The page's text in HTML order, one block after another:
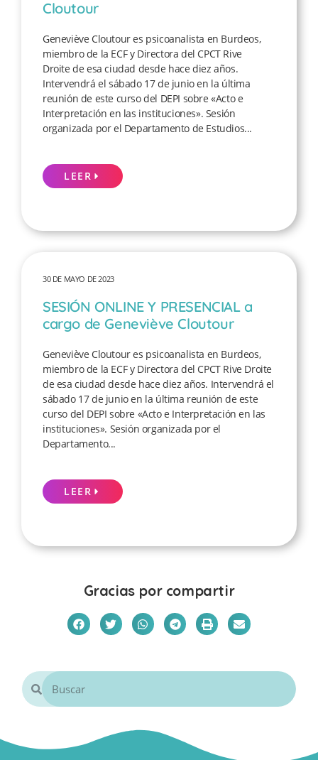
Cloutour
Geneviève Cloutour es psicoanalista en Burdeos,
miembro de la ECF y Directora del CPCT Rive
Droite de esa ciudad desde hace diez años.
Intervendrá el sábado 17 de junio en la última
reunión de este curso del DEPI sobre «Acto e
Interpretación en las instituciones». Sesión
organizada por el Departamento de Estudios...
LEER
30 DE MAYO DE 2023
SESIÓN ONLINE Y PRESENCIAL a
cargo de Geneviève Cloutour
Geneviève Cloutour es psicoanalista en Burdeos,
miembro de la ECF y Directora del CPCT Rive Droite
de esa ciudad desde hace diez años. Intervendrá el
sábado 17 de junio en la última reunión de este
curso del DEPI sobre «Acto e Interpretación en las
instituciones». Sesión organizada por el
Departamento...
LEER
Gracias por compartir